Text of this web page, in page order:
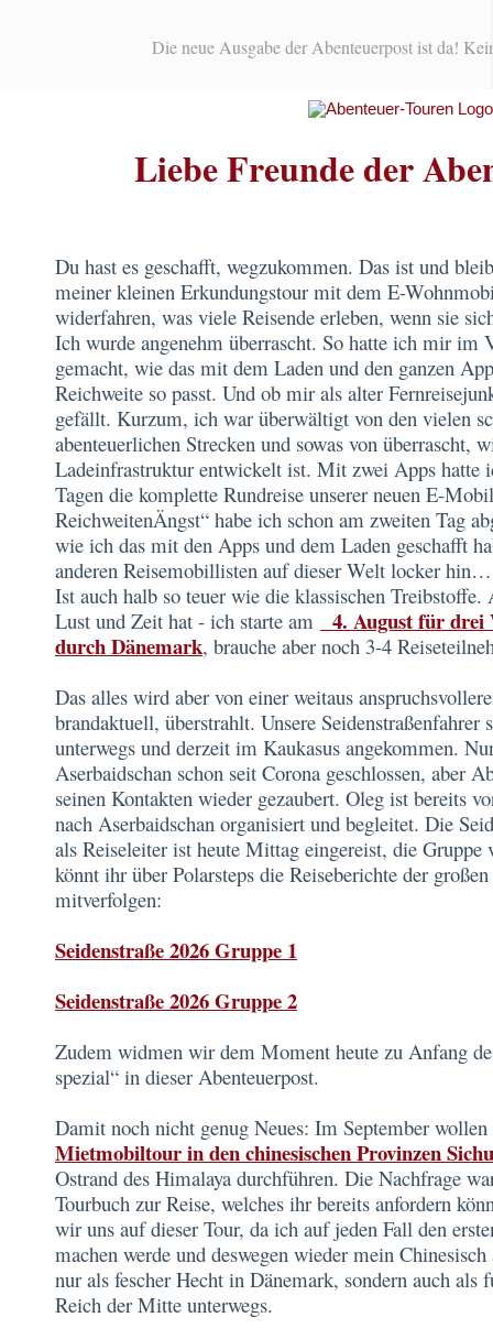
Die neue Ausgabe der Abenteuerpost ist da!
Liebe Freunde der
Du hast es geschafft, wegzukommen. Das ist und
meiner kleinen Erkundungstour mit dem E-
widerfahren, was viele Reisende erleben, wenn sie
Ich wurde angenehm überrascht. So hatte ich mir im
gemacht, wie das mit dem Laden und den ganzen
Reichweite so passt. Und ob mir als alter
gefällt. Kurzum, ich war überwältigt von den vielen
abenteuerlichen Strecken und sowas von überrascht,
Ladeinfrastruktur entwickelt ist. Mit zwei Apps hatte
Tagen die komplette Rundreise unserer neuen E-
ReichweitenÄngst“ habe ich schon am zweiten Tag
wie ich das mit den Apps und dem Laden geschafft
anderen Reisemobillisten auf dieser Welt locker
Ist auch halb so teuer wie die klassischen
Lust und Zeit hat - ich starte am
4. August für drei
durch Dänemark, brauche aber noch 3-4
Das alles wird aber von einer weitaus
brandaktuell, überstrahlt. Unsere
unterwegs und derzeit im Kaukasus angekommen.
Aserbaidschan schon seit Corona geschlossen, aber
seinen Kontakten wieder gezaubert. Oleg ist bereits
nach Aserbaidschan organisiert und begleitet. Die
als Reiseleiter ist heute Mittag eingereist, die
könnt ihr über Polarsteps die Reiseberichte der
mitverfolgen:
Seidenstraße 2026 Gruppe 1
Seidenstraße 2026 Gruppe 2
Zudem widmen wir dem Moment heute zu Anfang
spezial“ in dieser Abenteuerpost.
Damit noch nicht genug Neues: Im September
Mietmobiltour in den chinesischen Provinzen
Ostrand des Himalaya durchführen. Die Nachfrage
Tourbuch zur Reise, welches ihr bereits anfordern
wir uns auf dieser Tour, da ich auf jeden Fall den
machen werde und deswegen wieder mein
nur als fescher Hecht in Dänemark, sondern auch als
Reich der Mitte unterwegs.